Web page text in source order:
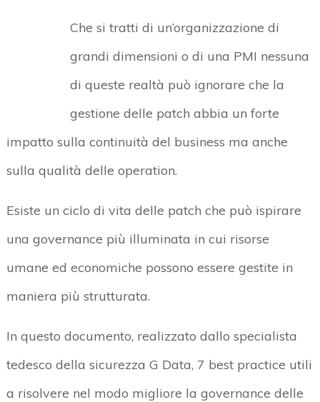
Che si tratti di un’organizzazione di
grandi dimensioni o di una PMI nessuna
di queste realtà può ignorare che la
gestione delle patch abbia un forte
impatto sulla continuità del business ma anche
sulla qualità delle operation.
Esiste un ciclo di vita delle patch che può ispirare
una governance più illuminata in cui risorse
umane ed economiche possono essere gestite in
maniera più strutturata.
In questo documento, realizzato dallo specialista
tedesco della sicurezza G Data, 7 best practice utili
a risolvere nel modo migliore la governance delle